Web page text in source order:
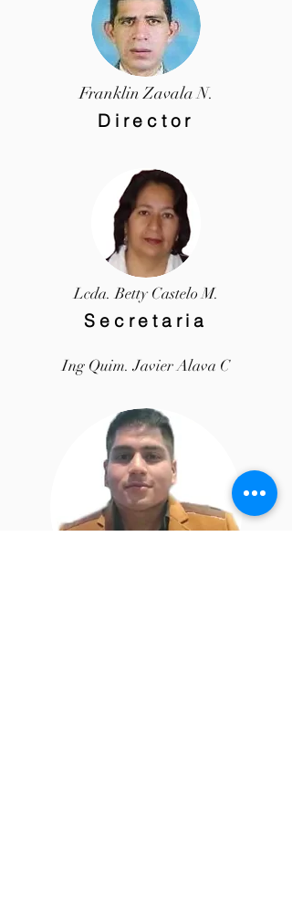
Franklin Zavala N.
Director
Lcda. Betty Castelo M.
Secretaria
Ing Quim. Javier Alava C